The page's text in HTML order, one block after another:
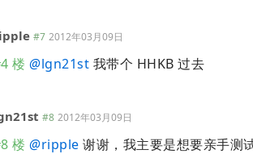
#7 2012年03月09日
楼 @lgn21st 我带个 HHKB 过去
#8 2012年03月09日
楼 @ripple 谢谢，我主要是想要亲手测